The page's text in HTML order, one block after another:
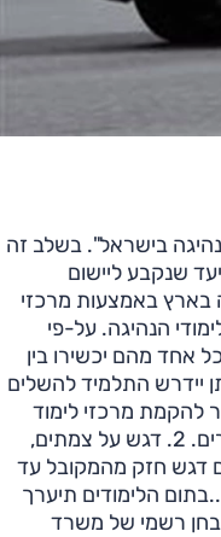
בישראל". בשלב זה
שנקבע ליישום
לימודי הנהיגה בארץ באמצעות מרכזי
הנהיגה. על-פי
מל"נים ברחבי הארץ אשר בכל אחד מהם יכשירו בין
ובו 52 מטלות ומערכי שיעור אותן יידרש התלמיד להשלים
להקמת מרכזי לימוד
ייעודיים – לעומת השיטה הקיימת הוא בחלוקה לשלושה שלבים עיקריים: 1. חוקים, הכרת הרכב ותמרורים. 2. דגש על צמתים,
עם דגש חזק מהמקובל עד
הלימודים תיערך
רשמי של משרד